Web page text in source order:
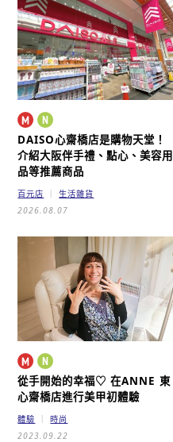
DAISO心齋橋店是購物天堂！
介紹大阪伴手禮、點心、美容用
品等推薦商品
百元店
生活雜貨
2026.08.07
從手開始的幸福♡在ANNE 東
心齋橋店進行美甲初體驗
體驗
時尚
2023.09.22